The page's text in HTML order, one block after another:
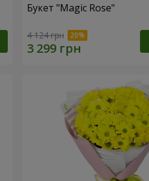
Букет "Magic Rose"
4 124 грн